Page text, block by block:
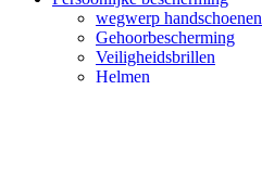
wegwerp handschoenen
Gehoorbescherming
Veiligheidsbrillen
Helmen